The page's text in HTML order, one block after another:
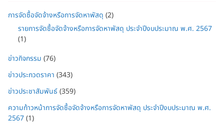
การจัดซื้อจัดจ้างหรือการจัดหาพัสดุ (2)
รายการจัดซื้อจัดจ้างหรือการจัดหาพัสดุ ประจำปีงบประมาณ พ.ศ. 2567
(1)
ข่าวกิจกรรม (76)
ข่าวประกวดราคา (343)
ข่าวประชาสัมพันธ์(359)
ความก้าวหน้าการจัดซื้อจัดจ้างหรือการจัดหาพัสดุ ประจำปีงบประมาณ พ.ศ.
2567(1)